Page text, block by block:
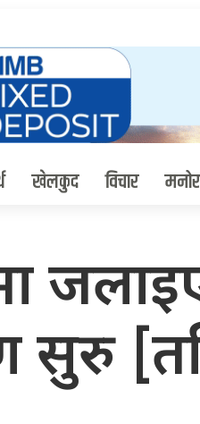
खेलकुद विचार
सुरु